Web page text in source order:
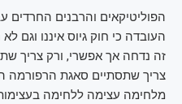
הפוליטיקאים והרבנים
העובדה כי חוק גיוס איננו וגם
זה נדחה אך אפשרי, ורק צריך
צריך שתסתיים סאגת הרפורמה
מלחימה עצימה ללחימה